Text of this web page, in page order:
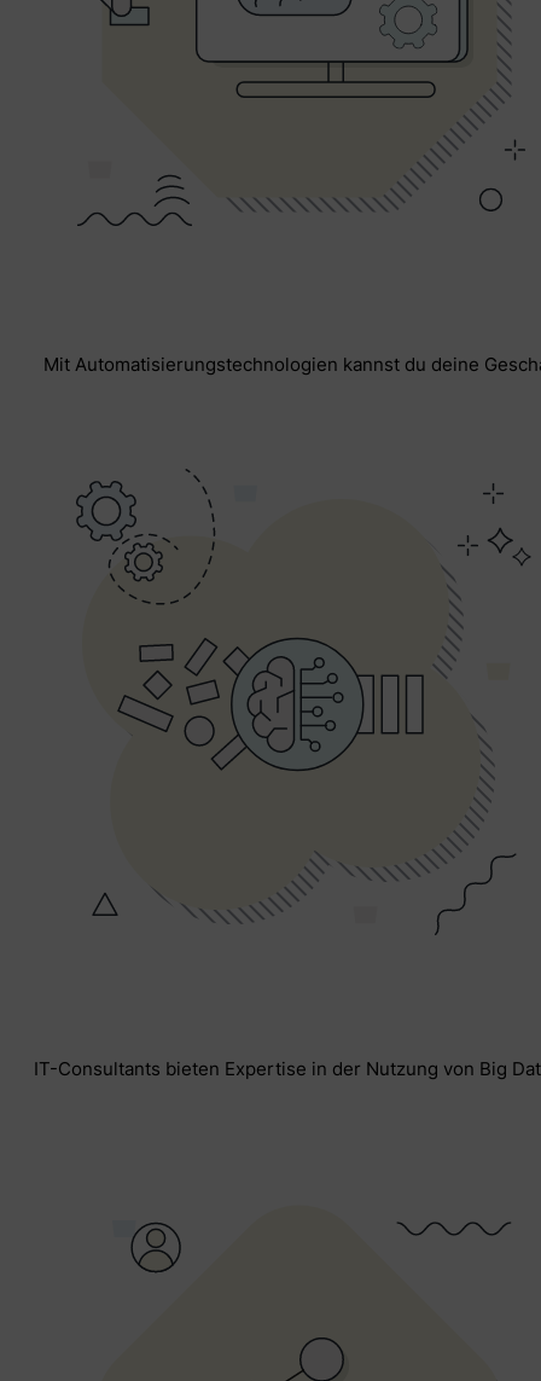
Mit Automatisierungstechnologien kannst du deine
IT-Consultants bieten Expertise in der Nutzung von Big